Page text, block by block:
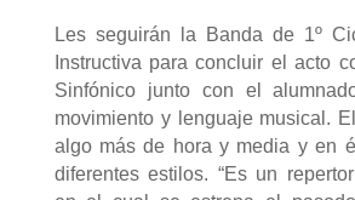
Les seguirán la Banda de 1º
Instructiva para concluir el acto
Sinfónico junto con el
movimiento y lenguaje musical.
algo más de hora y media y en
diferentes estilos. “Es un